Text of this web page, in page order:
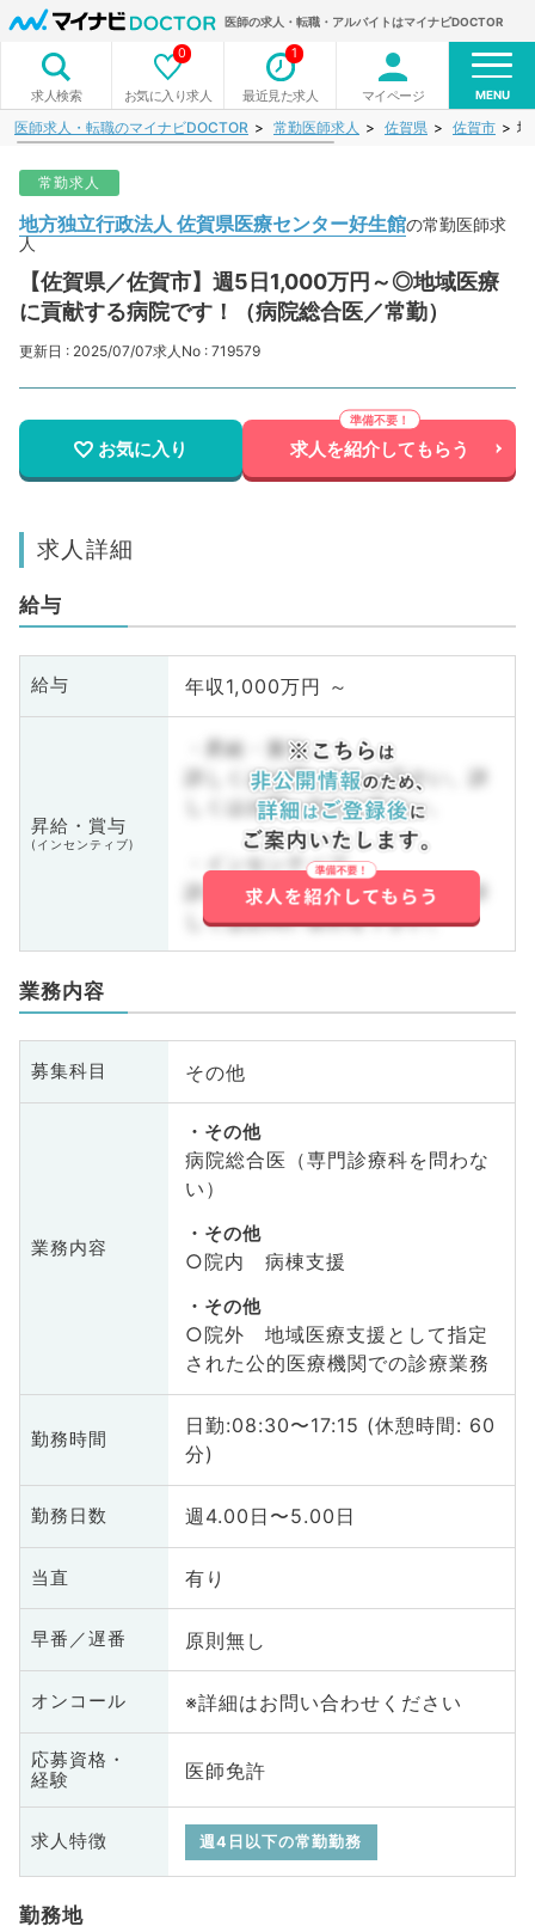
医師の求人・転職・アルバイトはマイナビDOCTOR
求人検索 お気に入り求人
0
最近見た求人
1
マイページ MENU
医師求人・転職のマイナビDOCTOR 常勤医師求人 佐賀県 佐賀市 地
常勤求人
地方独立行政法人 佐賀県医療センター好生館の常勤医師求
人
【佐賀県／佐賀市】週5日1,000万円～◎地域医療
に貢献する病院です！（病院総合医／常勤）
更新日 : 2025/07/07求人No : 719579
お気に入り 求人を紹介してもらう
求人詳細
給与
給与 年収1,000万円 ～
昇給・賞与
(インセンティブ)
・昇給・賞与
詳しくはお問い合わせ下さい。詳
しくはお問い合わせ下さい。
・インセンティブ
詳しくはお問い合わせ下さい。詳
しくはお問い合わせ下さい。
業務内容
募集科目 その他
業務内容
その他
病院総合医（専門診療科を問わな
い）
その他
○院内 病棟支援
その他
○院外 地域医療支援として指定
された公的医療機関での診療業務
勤務時間
日勤:08:30〜17:15 (休憩時間: 60
分)
勤務日数 週4.00日〜5.00日
当直 有り
早番／遅番 原則無し
オンコール ※詳細はお問い合わせください
応募資格・
経験
医師免許
求人特徴 週4日以下の常勤勤務
勤務地